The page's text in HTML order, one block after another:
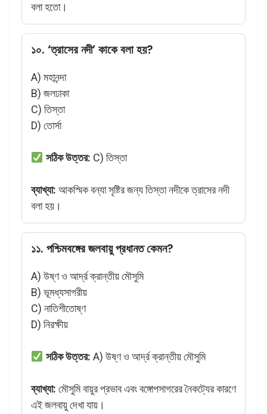
বলা হতো।
১০. ‘ত্রাসের নদী’ কাকে বলা হয়?
A) মহানন্দা
B) জলঢাকা
C) তিস্তা
D) তোর্সা
সঠিক উত্তর: C) তিস্তা
ব্যাখ্যা: আকস্মিক বন্যা সৃষ্টির জন্য তিস্তা নদীকে ত্রাসের নদী
বলা হয়।
১১. পশ্চিমবঙ্গের জলবায়ু প্রধানত কেমন?
A) উষ্ণ ও আর্দ্র ক্রান্তীয় মৌসুমি
B) ভূমধ্যসাগরীয়
C) নাতিশীতোষ্ণ
D) নিরক্ষীয়
সঠিক উত্তর: A) উষ্ণ ও আর্দ্র ক্রান্তীয় মৌসুমি
ব্যাখ্যা: মৌসুমি বায়ুর প্রভাব এবং বঙ্গোপসাগরের নৈকট্যের কারণে
এই জলবায়ু দেখা যায়।